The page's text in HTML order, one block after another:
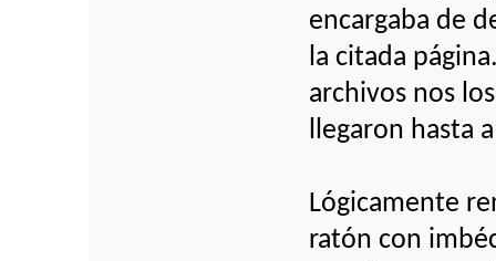
encargaba de
la citada
archivos nos
llegaron hasta
Lógicamente
ratón con